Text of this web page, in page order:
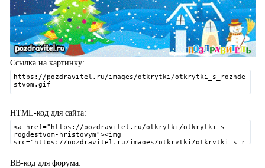
Ссылка на картинку:
HTML-код для сайта:
BB-код для форума: